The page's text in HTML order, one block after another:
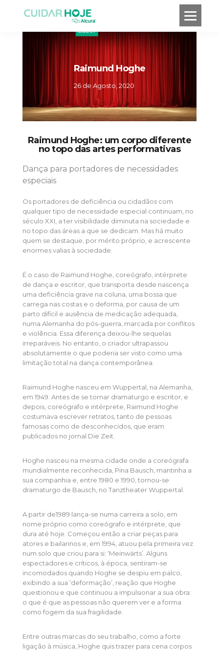
Raimund Hoghe
26 de Agosto, 2020
Lazer
Raimund Hoghe: um corpo diferente
no topo das artes performativas
Dança para portadores de necessidades
especiais
Os portadores de deficiência ou cidadãos com
qualquer tipo de necessidade especial continuam, no
século XXI, a ter visibilidade diminuta na sociedade e
no topo das áreas a que se dedicam. Mas há muito
quem se destaque, por mérito próprio, e acrescente
enormes valias à sociedade.
É o caso de Raimund Hoghe, coreógrafo, intérprete
de dança e escritor, que transporta desde nascença
uma deficiência grave na coluna, uma bossa que
carrega nas costas e o deforma, por causa de um
parto difícil e ausência de medicação adequada,
numa Alemanha do pós-guerra, marcada por conflitos
e violência. Essa diferença deixou-lhe sequelas
irreparáveis. No entanto, o criador ultrapassou
absolutamente o que poderia ser visto como uma
limitação total na dança contemporânea.
Raimund Hoghe nasceu em Wuppertal, na Alemanha,
em 1949. Antes de se tornar dramaturgo e escritor, e
depois, coreógrafo e intérprete, Raimund Hoghe
costumava escrever retratos, tanto de pessoas
famosas como de desconhecidos, que eram
publicados no jornal Die Zeit.
Hoghe nasceu na mesma cidade onde a coreógrafa
mundialmente reconhecida, Pina Bausch, mantinha a
sua companhia e, entre 1980 e 1990, tornou-se
dramaturgo de Bausch, no Tanztheater Wuppertal.
A partir de1989 lança-se numa carreira a solo, em
nome próprio como coreógrafo e intérprete, que
dura até hoje. Começou então a criar peças para
atores e bailarinos e, em 1994, atuou pela primeira vez
num solo que criou para si: ‘Meinwärts’. Alguns
espectadores e críticos, à época, sentiram-se
incomodados quando Hoghe se despiu em palco,
exibindo a sua ‘deformação’, reação que Hoghe
questionou e que continuou a impulsionar a sua obra:
o que é que as pessoas não querem ver e a forma
como fogem da sua fragilidade.
Entre outras marcas do seu trabalho, como a forte
ligação à música, Hoghe quis trazer para cena corpos